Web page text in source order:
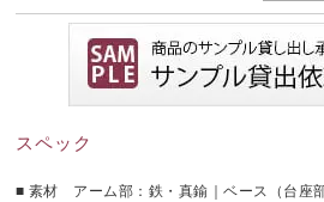
スペック
■ 素材 アーム部：鉄・真鍮｜ベース（台座